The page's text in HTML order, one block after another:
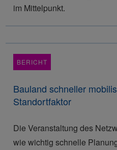
im Mittelpunkt.
BERICHT
Bauland schneller
Standortfaktor
Die Veranstaltung des
wie wichtig schnelle